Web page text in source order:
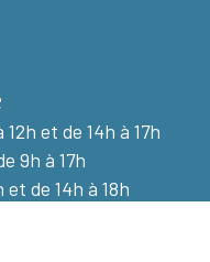
12h et de 14h à 17h
9h à 17h
de 14h à 18h